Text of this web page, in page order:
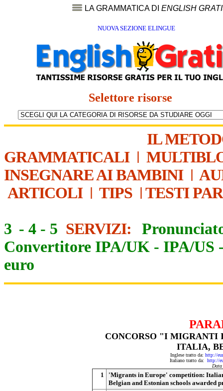
LA GRAMMATICA DI ENGLISH
NUOVA SEZIONE ELINGUE
Selettore risorse
IL
GRAMMATICALI|
INSEGNARE AI BAMBINI|
ARTICOLI| TIPS | TESTI
3 - 4 - 5 SERVIZI:
Convertitore IPA/UK - IPA/US
euro
CONCORSO "I
ITALIA,
Inglese tratto da: http://
Italiano tratto da: http://
Data
1
'Migrants in Europe' competition:
Belgian and Estonian schools awarded